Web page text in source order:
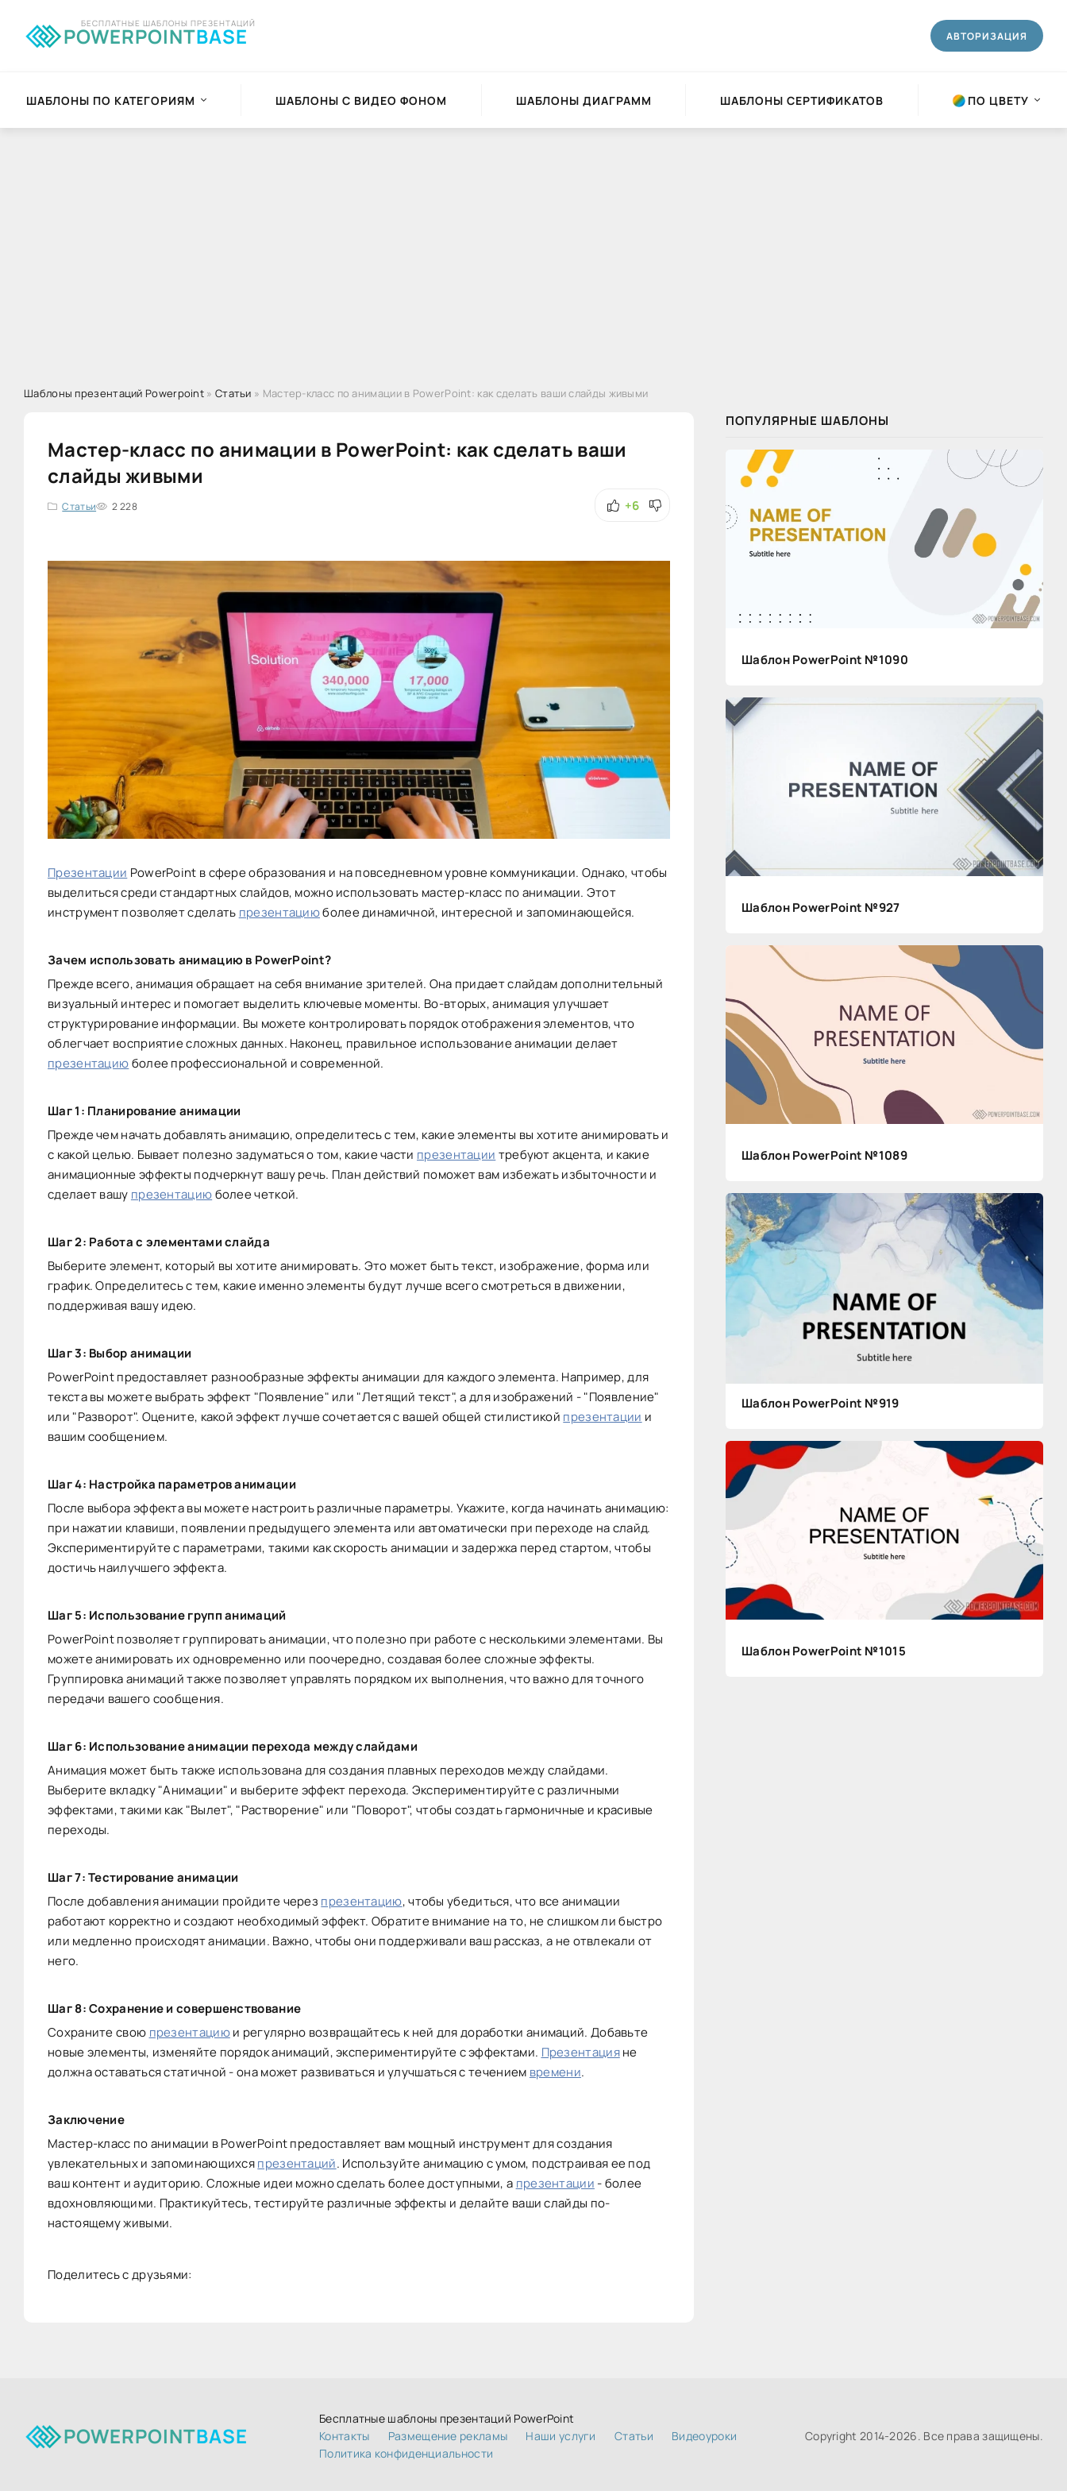
POWERPOINTBASE
БЕСПЛАТНЫЕ ШАБЛОНЫ ПРЕЗЕНТАЦИЙ
АВТОРИЗАЦИЯ
ШАБЛОНЫ ПО КАТЕГОРИЯМ ШАБЛОНЫ С ВИДЕО ФОНОМ ШАБЛОНЫ ДИАГРАММ ШАБЛОНЫ СЕРТИФИКАТОВ ПО ЦВЕТУ
Шаблоны презентаций Powerpoint » Статьи » Мастер-класс по анимации в PowerPoint: как сделать ваши слайды живыми
Мастер-класс по анимации в PowerPoint: как сделать ваши
слайды живыми
+6
Статьи 2 228
Презентации PowerPoint в сфере образования и на повседневном уровне коммуникации. Однако, чтобы
выделиться среди стандартных слайдов, можно использовать мастер-класс по анимации. Этот
инструмент позволяет сделать презентациюболее динамичной, интересной и запоминающейся.
Зачем использовать анимацию в PowerPoint?
Прежде всего, анимация обращает на себя внимание зрителей. Она придает слайдам дополнительный
визуальный интерес и помогает выделить ключевые моменты. Во-вторых, анимация улучшает
структурирование информации. Вы можете контролировать порядок отображения элементов, что
облегчает восприятие сложных данных. Наконец, правильное использование анимации делает
презентациюболее профессиональной и современной.
Шаг 1: Планирование анимации
Прежде чем начать добавлять анимацию, определитесь с тем, какие элементы вы хотите анимировать и
с какой целью. Бывает полезно задуматься о том, какие части презентации требуют акцента, и какие
анимационные эффекты подчеркнут вашу речь. План действий поможет вам избежать избыточности и
сделает вашу презентациюболее четкой.
Шаг 2: Работа с элементами слайда
Выберите элемент, который вы хотите анимировать. Это может быть текст, изображение, форма или
график. Определитесь с тем, какие именно элементы будут лучше всего смотреться в движении,
поддерживая вашу идею.
Шаг 3: Выбор анимации
PowerPoint предоставляет разнообразные эффекты анимации для каждого элемента. Например, для
текста вы можете выбрать эффект "Появление" или "Летящий текст", а для изображений - "Появление"
или "Разворот". Оцените, какой эффект лучше сочетается с вашей общей стилистикой презентации и
вашим сообщением.
Шаг 4: Настройка параметров анимации
После выбора эффекта вы можете настроить различные параметры. Укажите, когда начинать анимацию:
при нажатии клавиши, появлении предыдущего элемента или автоматически при переходе на слайд.
Экспериментируйте с параметрами, такими как скорость анимации и задержка перед стартом, чтобы
достичь наилучшего эффекта.
Шаг 5: Использование групп анимаций
PowerPoint позволяет группировать анимации, что полезно при работе с несколькими элементами. Вы
можете анимировать их одновременно или поочередно, создавая более сложные эффекты.
Группировка анимаций также позволяет управлять порядком их выполнения, что важно для точного
передачи вашего сообщения.
Шаг 6: Использование анимации перехода между слайдами
Анимация может быть также использована для создания плавных переходов между слайдами.
Выберите вкладку "Анимации" и выберите эффект перехода. Экспериментируйте с различными
эффектами, такими как "Вылет", "Растворение" или "Поворот", чтобы создать гармоничные и красивые
переходы.
Шаг 7: Тестирование анимации
После добавления анимации пройдите через презентацию, чтобы убедиться, что все анимации
работают корректно и создают необходимый эффект. Обратите внимание на то, не слишком ли быстро
или медленно происходят анимации. Важно, чтобы они поддерживали ваш рассказ, а не отвлекали от
него.
Шаг 8: Сохранение и совершенствование
Сохраните свою презентациюи регулярно возвращайтесь к ней для доработки анимаций. Добавьте
новые элементы, изменяйте порядок анимаций, экспериментируйте с эффектами. Презентацияне
должна оставаться статичной - она может развиваться и улучшаться с течением времени.
Заключение
Мастер-класс по анимации в PowerPoint предоставляет вам мощный инструмент для создания
увлекательных и запоминающихсяпрезентаций. Используйте анимацию с умом, подстраивая ее под
ваш контент и аудиторию. Сложные идеи можно сделать более доступными, а презентации - более
вдохновляющими. Практикуйтесь, тестируйте различные эффекты и делайте ваши слайды по-
настоящему живыми.
Поделитесь с друзьями:
ПОПУЛЯРНЫЕ ШАБЛОНЫ
Шаблон PowerPoint №1090
Шаблон PowerPoint №927
Шаблон PowerPoint №1089
Шаблон PowerPoint №919
Шаблон PowerPoint №1015
POWERPOINTBASE
Бесплатные шаблоны презентаций PowerPoint
Контакты
Размещение рекламы Наши услуги Статьи
Видеоуроки
Политика конфиденциальности
Copyright 2014-2026. Все права защищены.